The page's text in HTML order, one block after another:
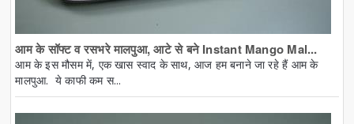
आम के सॉफ्ट व रसभरे मालपुआ, आटे से बने Instant Mango Mal...
आम के इस मौसम में, एक खास स्वाद के साथ, आज हम बनाने जा रहे हैं आम के
मालपुआ. ये काफी कम स...